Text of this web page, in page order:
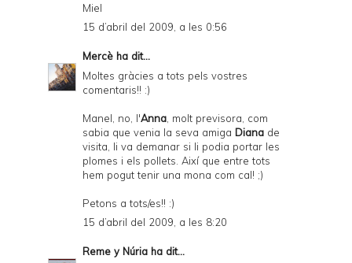
Miel
15 d’abril del 2009, a les 0:56
Mercè ha dit...
Moltes gràcies a tots pels vostres
comentaris!! :)
Manel, no, l'Anna , molt previsora, com
sabia que venia la seva amiga Diana de
visita, li va demanar si li podia portar les
plomes i els pollets. Així que entre tots
hem pogut tenir una mona com cal! ;)
Petons a tots/es!! :)
15 d’abril del 2009, a les 8:20
Reme y Núria ha dit...